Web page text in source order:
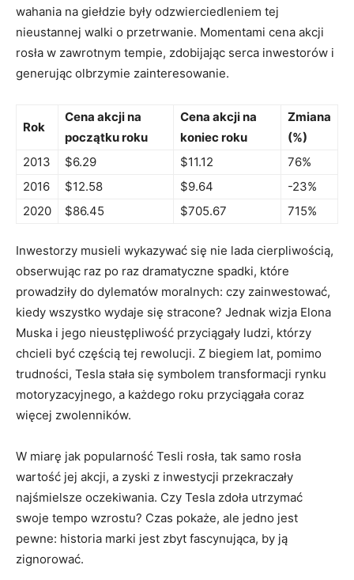
wahania na giełdzie były odzwierciedleniem⁢ tej
nieustannej walki o przetrwanie. Momentami cena akcji
rosła ​w zawrotnym tempie, zdobijając serca ‍inwestorów i
generując olbrzymie zainteresowanie.
Rok
Cena akcji ⁢na
początku roku
Cena akcji na
‍koniec ⁤roku
Zmiana
(%)
2013
$6.29 $11.12
76%
2016
$12.58 $9.64
-23%
2020
$86.45 $705.67 715%
Inwestorzy musieli wykazywać się nie lada cierpliwością,
‌obserwując raz po‌ raz dramatyczne spadki, które
prowadziły do dylematów moralnych:⁣ czy ⁢zainwestować,
kiedy‍ wszystko wydaje się stracone? Jednak wizja Elona‌
Muska i jego nieustępliwość przyciągały ludzi,‌ którzy
⁣chcieli być⁤ częścią tej ‌rewolucji.‌ Z ⁣biegiem ​lat, pomimo
trudności, Tesla⁣ stała się symbolem transformacji rynku
motoryzacyjnego,⁣ a każdego roku przyciągała‍ coraz⁣
więcej​ zwolenników.
W miarę jak‍ popularność Tesli rosła, tak samo rosła
wartość jej akcji, a zyski z inwestycji przekraczały
najśmielsze oczekiwania. Czy‍ Tesla zdoła utrzymać
⁢swoje tempo wzrostu? Czas ‌pokaże, ale jedno jest
pewne: historia ‌marki jest ‍zbyt fascynująca, by ją
⁢zignorować.